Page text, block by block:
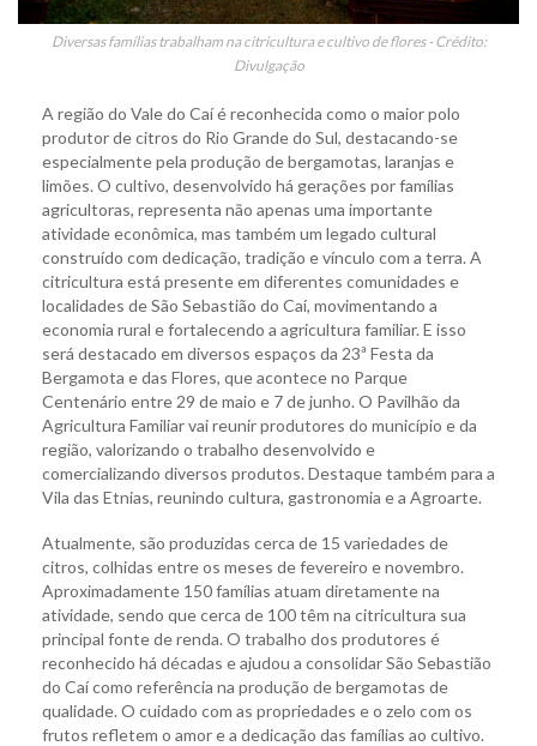
Diversas famílias trabalham na citricultura e cultivo de flores - Crédito:
Divulgação
A região do Vale do Caí é reconhecida como o maior polo
produtor de citros do Rio Grande do Sul, destacando-se
especialmente pela produção de bergamotas, laranjas e
limões. O cultivo, desenvolvido há gerações por famílias
agricultoras, representa não apenas uma importante
atividade econômica, mas também um legado cultural
construído com dedicação, tradição e vínculo com a terra. A
citricultura está presente em diferentes comunidades e
localidades de São Sebastião do Caí, movimentando a
economia rural e fortalecendo a agricultura familiar. E isso
será destacado em diversos espaços da 23ª Festa da
Bergamota e das Flores, que acontece no Parque
Centenário entre 29 de maio e 7 de junho. O Pavilhão da
Agricultura Familiar vai reunir produtores do município e da
região, valorizando o trabalho desenvolvido e
comercializando diversos produtos. Destaque também para a
Vila das Etnias, reunindo cultura, gastronomia e a Agroarte.
Atualmente, são produzidas cerca de 15 variedades de
citros, colhidas entre os meses de fevereiro e novembro.
Aproximadamente 150 famílias atuam diretamente na
atividade, sendo que cerca de 100 têm na citricultura sua
principal fonte de renda. O trabalho dos produtores é
reconhecido há décadas e ajudou a consolidar São Sebastião
do Caí como referência na produção de bergamotas de
qualidade. O cuidado com as propriedades e o zelo com os
frutos refletem o amor e a dedicação das famílias ao cultivo.